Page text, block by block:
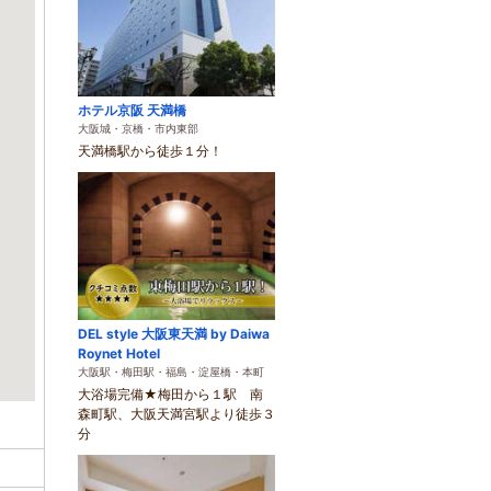
ホテル京阪 天満橋
大阪城・京橋・市内東部
天満橋駅から徒歩１分！
DEL style 大阪東天満 by Daiwa
Roynet Hotel
大阪駅・梅田駅・福島・淀屋橋・本町
大浴場完備★梅田から１駅 南
森町駅、大阪天満宮駅より徒歩３
分